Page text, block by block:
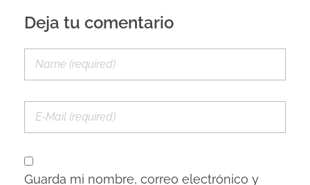
Deja tu comentario
Guarda mi nombre, correo electrónico y